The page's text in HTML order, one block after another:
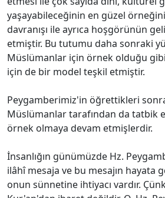
yaşayabileceğinin en güzel
davranışı ile ayrıca hoşgörünün
etmiştir. Bu tutumu daha sonraki
Müslümanlar için örnek olduğu
için de bir model teşkil etmiştir.
Peygamberimiz'in öğrettikleri
Müslümanlar tarafından da tatbik
örnek olmaya devam etmişlerdir.
İnsanlığın günümüzde Hz.
ilâhî mesaja ve bu mesajın hayata
onun sünnetine ihtiyacı vardır.